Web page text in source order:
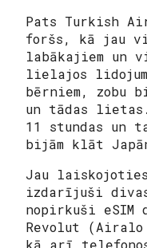
Pats Turkish
foršs, kā jau
labākajiem un
lielajos
bērniem, zobu
un tādas
11 stundas un
bijām klāt
Jau
izdarījuši
nopirkuši eSIM
Revolut
kā arī